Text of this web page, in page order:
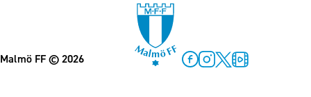
Malmö FF© 2026